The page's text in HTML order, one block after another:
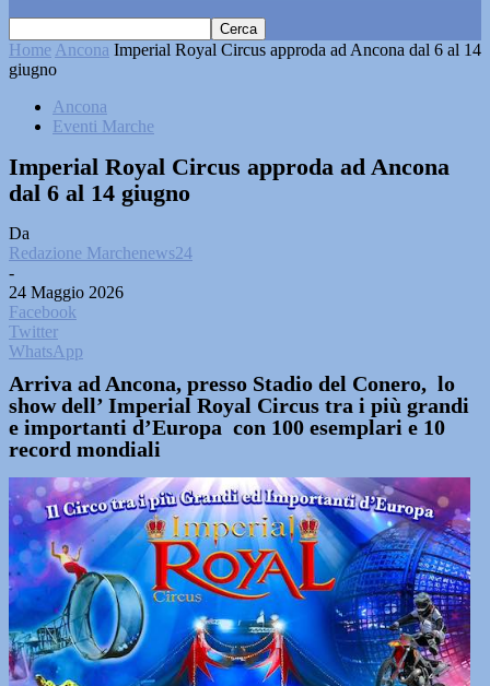
Home Ancona Imperial Royal Circus approda ad Ancona dal 6 al 14
giugno
Ancona
Eventi Marche
Imperial Royal Circus approda ad Ancona
dal 6 al 14 giugno
Da
Redazione Marchenews24
-
24 Maggio 2026
Facebook
Twitter
WhatsApp
Arriva ad Ancona, presso Stadio del Conero, lo
show dell’ Imperial Royal Circus tra i più grandi
e importanti d’Europa con 100 esemplari e 10
record mondiali